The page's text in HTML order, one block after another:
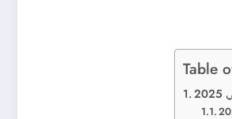
Table